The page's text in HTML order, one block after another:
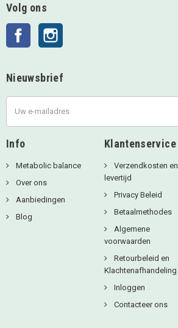
Volg ons
Facebook
Nieuwsbrief
Info
Metabolic balance
Over ons
Aanbiedingen
Blog
Klantenservice
Verzendkosten en
levertijd
Privacy Beleid
Betaalmethodes
Algemene
voorwaarden
Retourbeleid en
Klachtenafhandeling
Inloggen
Contacteer ons